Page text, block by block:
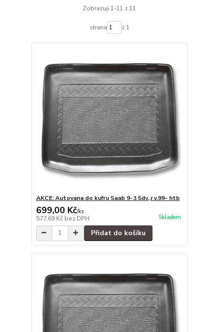
Zobrazuji 1-11 z 11
strana z 1
AKCE: Autovana do kufru Saab 9-3 5dv.,r.v.99- htb
699,00 Kč/ks
577,69 Kč bez DPH Skladem
Přidat do košíku